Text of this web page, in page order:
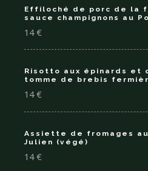
Effiloché de porc de la
sauce champignons au
14 €
Risotto aux épinards et
tomme de brebis
14 €
Assiette de fromages
Julien (végé)
14 €